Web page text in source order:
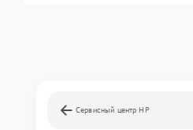
Сервисный центр HP